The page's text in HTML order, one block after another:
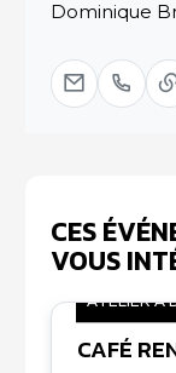
Dominique
CES
VOUS
07
ATELIER À
CAFÉ